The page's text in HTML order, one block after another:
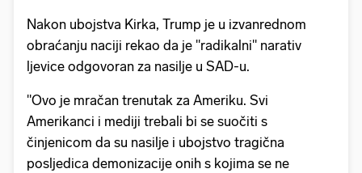
Nakon ubojstva Kirka, Trump je u izvanrednom
obraćanju naciji rekao da je ''radikalni'' narativ
ljevice odgovoran za nasilje u SAD-u.
"Ovo je mračan trenutak za Ameriku. Svi
Amerikanci i mediji trebali bi se suočiti s
činjenicom da su nasilje i ubojstvo tragična
posljedica demonizacije onih s kojima se ne